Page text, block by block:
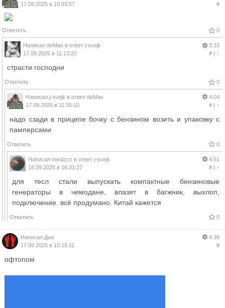
17.09.2025 в 10:03:57
#
Ответить 0
Написал deMax в ответ j-svejk
17.09.2025 в 11:13:20
3.33
#| ↑
страсти господни
Ответить 0
Написал j-svejk в ответ deMax
17.09.2025 в 11:35:10
4.04
#| ↑
надо сзади в прицепе бочку с бензином возить и упаковку с
памперсами
Ответить 0
Написал mealzzz в ответ j-svejk
18.09.2025 в 16:31:27
4.51
#| ↑
для тесл стали выпускать компактные бензиновые
генераторы в чемодане, влазят в багжник, выхлоп,
подключение. всё продумано. Китай кажется
Ответить 0
Написал Дык
17.09.2025 в 10:15:11
4.39
#
офтопом